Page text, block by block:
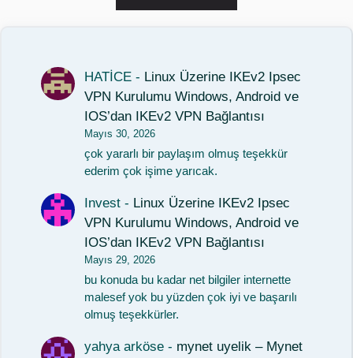
HATİCE - Linux Üzerine IKEv2 Ipsec
VPN Kurulumu Windows, Android ve
IOS’dan IKEv2 VPN Bağlantısı
Mayıs 30, 2026
çok yararlı bir paylaşım olmuş teşekkür
ederim çok işime yarıcak.
Invest - Linux Üzerine IKEv2 Ipsec
VPN Kurulumu Windows, Android ve
IOS’dan IKEv2 VPN Bağlantısı
Mayıs 29, 2026
bu konuda bu kadar net bilgiler internette
malesef yok bu yüzden çok iyi ve başarılı
olmuş teşekkürler.
yahya arköse - mynet uyelik – Mynet